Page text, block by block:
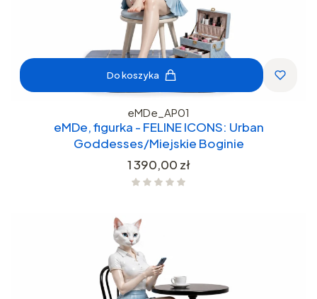
Do koszyka
eMDe_AP01
eMDe, figurka - FELINE ICONS: Urban
Goddesses/Miejskie Boginie
Cena
1 390,00 zł